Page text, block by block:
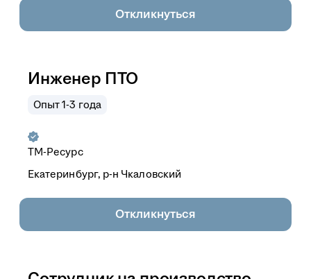
Откликнуться
Инженер ПТО
Опыт 1-3 года
ТМ-Ресурс
Екатеринбург, р-н Чкаловский
Откликнуться